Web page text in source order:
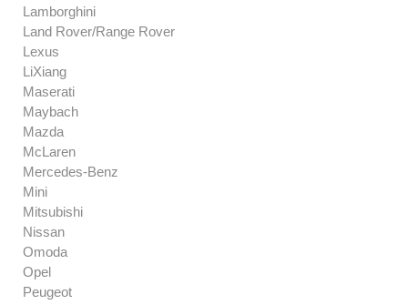
Lamborghini
Land Rover/Range Rover
Lexus
LiXiang
Maserati
Maybach
Mazda
McLaren
Mercedes-Benz
Mini
Mitsubishi
Nissan
Omoda
Opel
Peugeot